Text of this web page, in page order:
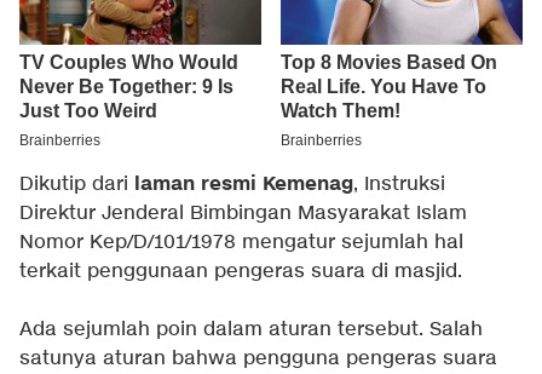
Dikutip dari laman resmi Kemenag, Instruksi
Direktur Jenderal Bimbingan Masyarakat Islam
Nomor Kep/D/101/1978 mengatur sejumlah hal
terkait penggunaan pengeras suara di masjid.
Ada sejumlah poin dalam aturan tersebut. Salah
satunya aturan bahwa pengguna pengeras suara